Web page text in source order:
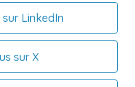
LinkedIn
sur X